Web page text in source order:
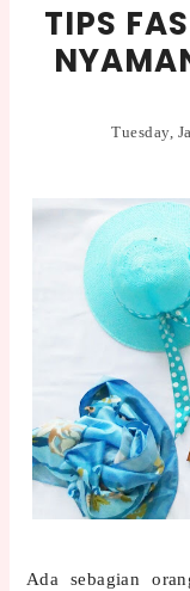
TIPS
Tuesday,
Ada sebagian